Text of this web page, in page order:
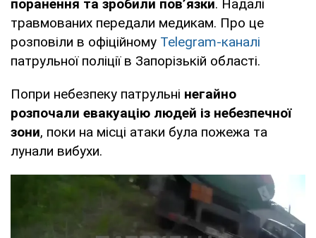
поранення та зробили пов’язки. Надалі
травмованих передали медикам. Про це
розповіли в офіційному Telegram-каналі
патрульної поліції в Запорізькій області.
Попри небезпеку патрульні негайно
розпочали евакуацію людей із небезпечної
зони, поки на місці атаки була пожежа та
лунали вибухи.